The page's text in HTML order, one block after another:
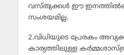
വസ്തുക്കള്‍ ഈ
സംശയമില്ല.
2.വിധിയുടെ പ്രേരകം
കാര്യത്തിലുള്ള